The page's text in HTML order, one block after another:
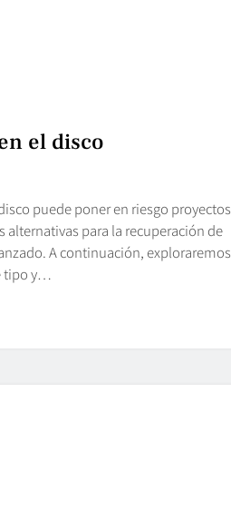
el disco
puede poner en riesgo proyectos
alternativas para la recuperación de
A continuación, exploraremos
tipo y…